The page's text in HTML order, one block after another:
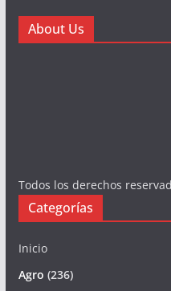
About Us
Todos los derechos
Categorías
Inicio
Agro (236)